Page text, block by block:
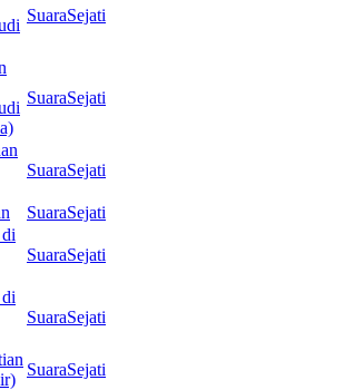
SuaraSejati
SuaraSejati
SuaraSejati
SuaraSejati
SuaraSejati
SuaraSejati
SuaraSejati